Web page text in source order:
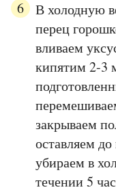
В холодную
перец
вливаем
кипятим 2-3
закрываем
оставляем
убираем в
течении 5